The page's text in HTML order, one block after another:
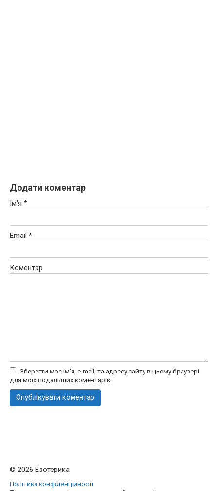
Додати коментар
Ім'я *
Email *
Коментар
Зберегти моє ім'я, e-mail, та адресу сайту в цьому браузері
для моїх подальших коментарів.
© 2026 Езотерика
Політика конфіденційності